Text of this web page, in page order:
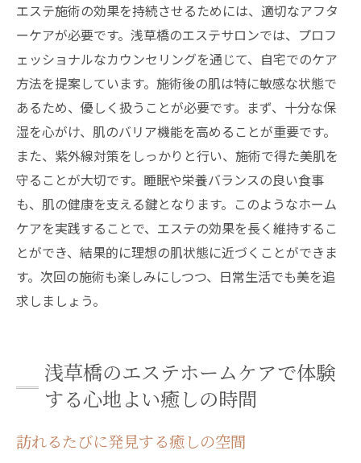
エステ施術の効果を持続させるためには、適切なアフタ
ーケアが必要です。浅草橋のエステサロンでは、プロフ
ェッショナルなカウンセリングを通じて、自宅でのケア
方法を提案しています。施術後の肌は特に敏感な状態で
あるため、優しく扱うことが必要です。まず、十分な保
湿を心がけ、肌のバリア機能を高めることが重要です。
また、紫外線対策をしっかりと行い、施術で得た美肌を
守ることが大切です。睡眠や栄養バランスの良い食事
も、肌の健康を支える鍵となります。このようなホーム
ケアを実践することで、エステの効果を長く維持するこ
とができ、結果的に理想の肌状態に近づくことができま
す。次回の施術も楽しみにしつつ、日常生活でも美を追
求しましょう。
浅草橋のエステホームケアで体験
する心地よい癒しの時間
訪れるたびに発見する癒しの空間